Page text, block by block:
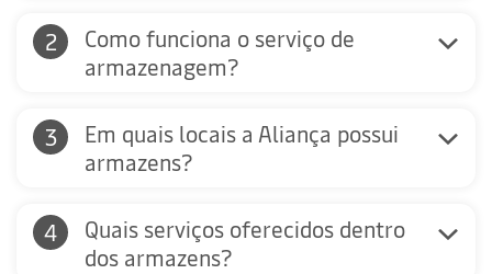
Como funciona o serviço de
armazenagem?
Em quais locais a Aliança possui
armazens?
Quais serviços oferecidos dentro
dos armazens?